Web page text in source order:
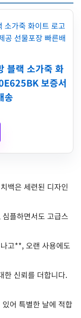
블랙 소가죽 화
보증서
송
백은 세련된 디자인
플하면서도 고급스
고**, 오랜 사용에도
신뢰를 더합니다.
어 특별한 날에 적합